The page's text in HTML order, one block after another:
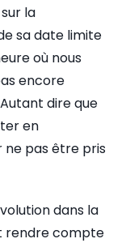
la
sa date limite
où nous
encore
dire que
en
pas être pris
dans la
rendre compte